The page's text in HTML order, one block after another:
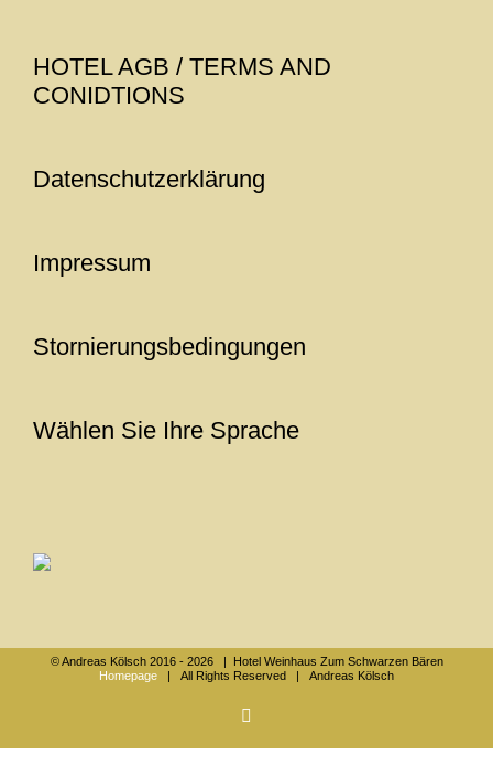
HOTELAGB / TERMS AND
CONIDTIONS
Datenschutzerklärung
Impressum
Stornierungsbedingungen
Wählen Sie Ihre Sprache
© Andreas Kölsch 2016 - 2026 | Hotel Weinhaus Zum Schwarzen Bären
Homepage | All Rights Reserved | Andreas Kölsch